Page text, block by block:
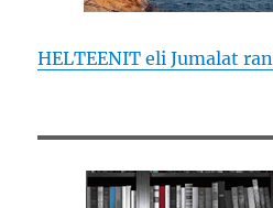
HELTEENIT eli Jumalat